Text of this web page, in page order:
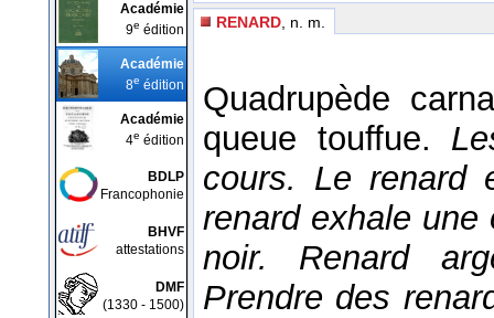
Académie
9e édition
Académie
8e édition
Académie
4e édition
BDLP
Francophonie
BHVF
attestations
DMF
(1330 - 1500)
RENARD , n. m.
Quadrupède
queue touffue.
cours. Le renard
renard exhale une
noir. Renard
Prendre des